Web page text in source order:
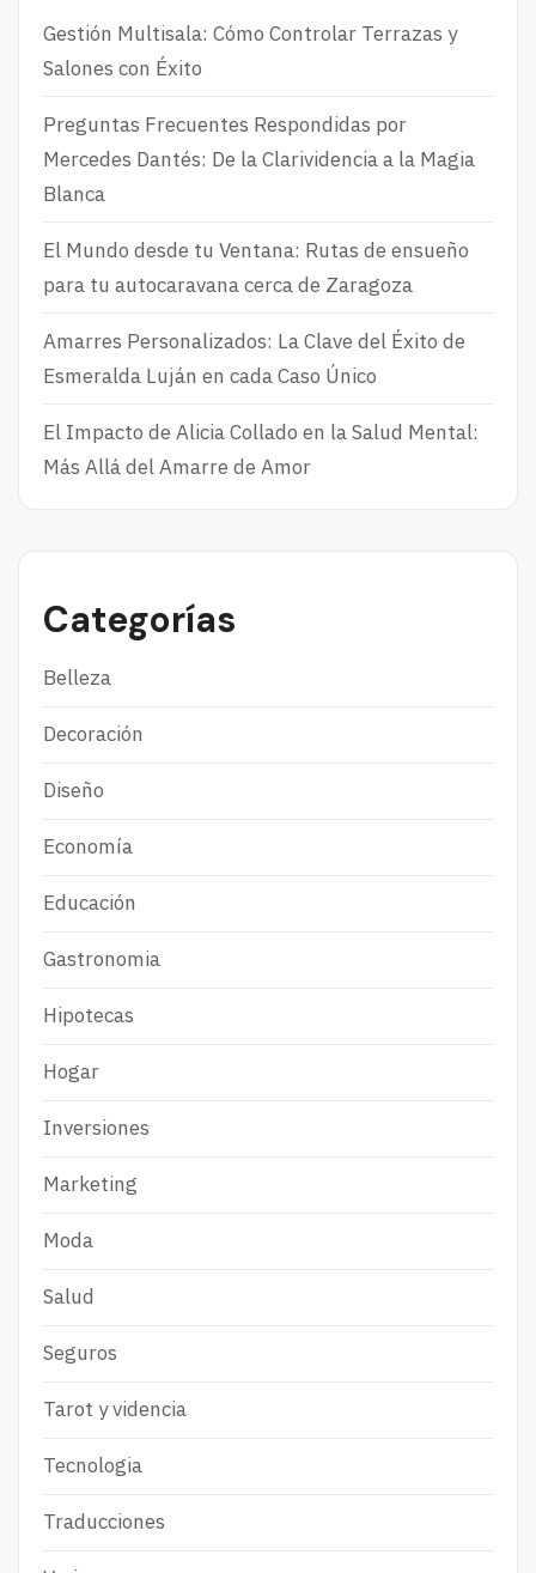
Gestión Multisala: Cómo Controlar Terrazas y
Salones con Éxito
Preguntas Frecuentes Respondidas por
Mercedes Dantés: De la Clarividencia a la Magia
Blanca
El Mundo desde tu Ventana: Rutas de ensueño
para tu autocaravana cerca de Zaragoza
Amarres Personalizados: La Clave del Éxito de
Esmeralda Luján en cada Caso Único
El Impacto de Alicia Collado en la Salud Mental:
Más Allá del Amarre de Amor
Categorías
Belleza
Decoración
Diseño
Economía
Educación
Gastronomia
Hipotecas
Hogar
Inversiones
Marketing
Moda
Salud
Seguros
Tarot y videncia
Tecnologia
Traducciones